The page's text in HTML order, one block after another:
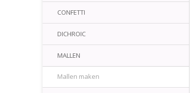
CONFETTI
DICHROIC
MALLEN
Mallen maken